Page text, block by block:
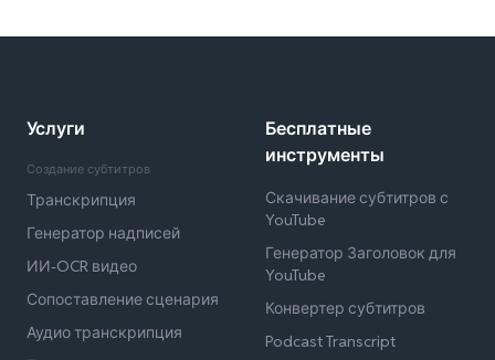
Услуги
Создание субтитров
Транскрипция
Генератор надписей
ИИ-OCR видео
Сопоставление сценария
Аудио транскрипция
Бесплатные
инструменты
Скачивание субтитров с
YouTube
Генератор Заголовок для
YouTube
Конвертер субтитров
Podcast Transcript